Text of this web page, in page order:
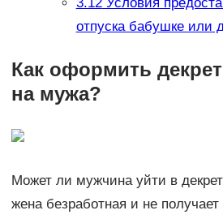
3.12Условия
отпуска бабушке или
Как оформить
на мужа?
Может ли мужчина уйти в
жена безработная и не